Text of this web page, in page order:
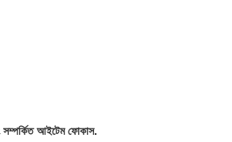
আইটেম ফোকাস.